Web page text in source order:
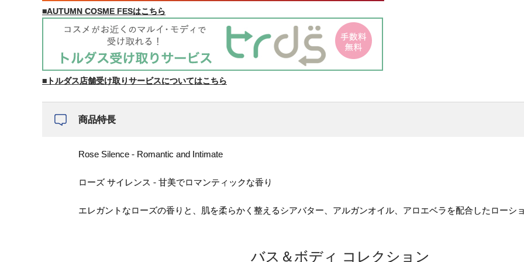
■AUTUMN COSME FESはこちら
■トルダス店舗受け取りサービスについてはこちら
商品特長
Rose Silence - Romantic and Intimate
ローズ サイレンス - 甘美でロマンティックな香り
エレガントなローズの香りと、肌を柔らかく整えるシアバター、アルガンオイル、アロエベラを配合したローシ
バス＆ボディ コレクション